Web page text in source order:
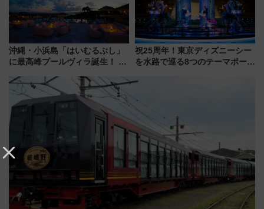
沖縄・小浜島「はいむるぶし」
に最高峰プールヴィラ誕生！ 石
美旅「何もしない贅沢」を体験
してみない？
祝25周年！東京ディズニーシー
を水路で巡る8つのテーマポート